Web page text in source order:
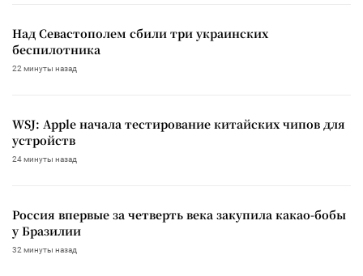
Над Севастополем сбили три украинских
беспилотника
22 минуты назад
WSJ: Apple начала тестирование китайских чипов для
устройств
24 минуты назад
Россия впервые за четверть века закупила какао-бобы
у Бразилии
32 минуты назад